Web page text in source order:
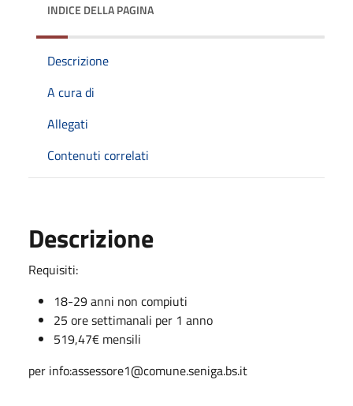
INDICE DELLA PAGINA
Descrizione
A cura di
Allegati
Contenuti correlati
Descrizione
Requisiti:
18-29 anni non compiuti
25 ore settimanali per 1 anno
519,47€ mensili
per info:assessore1@comune.seniga.bs.it